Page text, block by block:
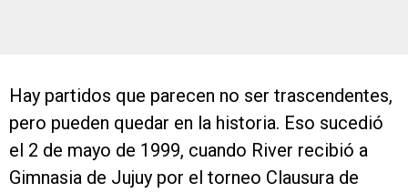
Hay partidos que parecen no ser trascendentes,
pero pueden quedar en la historia. Eso sucedió
el 2 de mayo de 1999, cuando River recibió a
Gimnasia de Jujuy por el torneo Clausura de